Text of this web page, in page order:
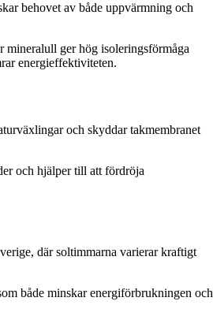
behovet av både uppvärmning och
mineralull ger hög isoleringsförmåga
energieffektiviteten.
och skyddar takmembranet
och hjälper till att fördröja
där soltimmarna varierar kraftigt
både minskar energiförbrukningen och